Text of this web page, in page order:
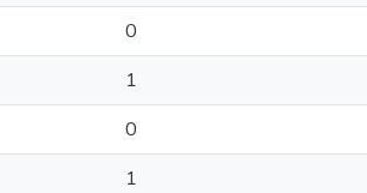
0
1
0
1